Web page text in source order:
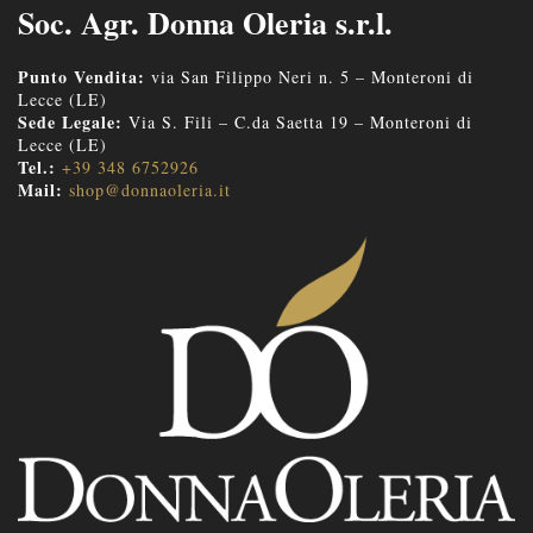
Soc. Agr. Donna Oleria s.r.l.
Punto Vendita: via San Filippo Neri n. 5 – Monteroni di
Lecce (LE)
Sede Legale: Via S. Fili – C.da Saetta 19 – Monteroni di
Lecce (LE)
Tel.: +39 348 6752926
Mail: shop@donnaoleria.it